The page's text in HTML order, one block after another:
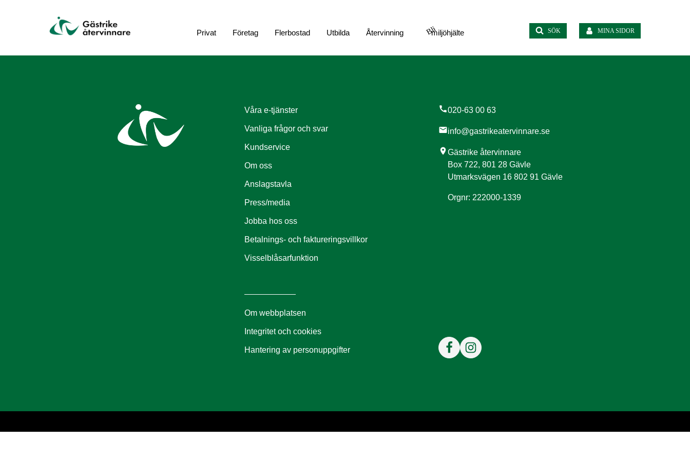
Privat Företag Flerbostad Utbilda Återvinning Blimiljöhjälte SÖK MINA SIDOR
Våra e-tjänster
Vanliga frågor och svar
Kundservice
Om oss
Anslagstavla
Press/media
Jobba hos oss
Betalnings- och faktureringsvillkor
Visselblåsarfunktion
Om webbplatsen
Integritet och cookies
Hantering av personuppgifter
call020-63 00 63
mailinfo@gastrikeatervinnare.se
location_onGästrike återvinnare
Box 722, 801 28 Gävle
Utmarksvägen 16 802 91 Gävle
Orgnr: 222000-1339